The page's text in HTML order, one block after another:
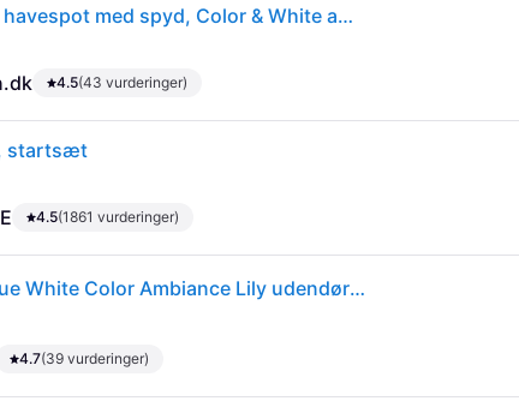
Philips Hue Lily udendørs havespot med spyd, Color & White ambiance, Zigbee, sort - 3 pak
4.5(43 vurderinger)
startsæt
4.5(1861 vurderinger)
(ComputerSalg) Philips Hue White Color Ambiance Lily udendørs 3 x Spot - Base Kit
4.7(39 vurderinger)